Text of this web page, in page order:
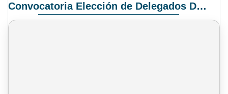
Convocatoria Elección de Delegados Docentes para el XIV Congreso Nacional de Universidades